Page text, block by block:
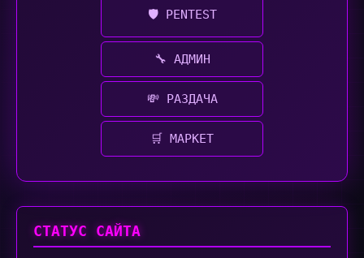
🛡️ PENTEST
🔧 АДМИН
💸 РАЗДАЧА
🛒 МАРКЕТ
СТАТУС САЙТА